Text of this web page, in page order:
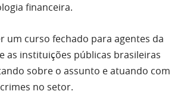
financeira.
um curso fechado para agentes da
as instituições públicas brasileiras
sobre o assunto e atuando com
no setor.